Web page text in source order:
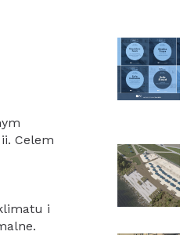
Celem
i